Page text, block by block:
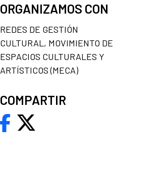
ORGANIZAMOS CON
REDES DE GESTIÓN
CULTURAL, MOVIMIENTO DE
ESPACIOS CULTURALES Y
ARTÍSTICOS (MECA)
COMPARTIR